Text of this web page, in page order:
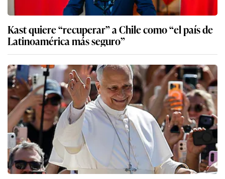
Kast quiere “recuperar” a Chile como “el país de
Latinoamérica más seguro”